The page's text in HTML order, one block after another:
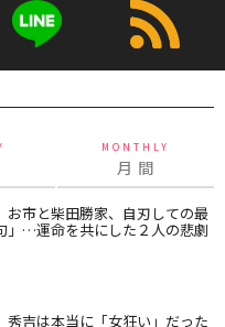
MONTHLY
月 間
お市と柴田勝家、自刃しての最
」…運命を共にした２人の悲劇
秀吉は本当に「女狂い」だった